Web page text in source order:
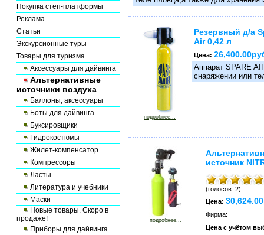
Покупка степ-платформы
Реклама
Статьи
Экскурсионные туры
Товары для туризма
Аксессуары для дайвинга
Альтернативные
источники воздуха
Баллоны, аксессуары
Боты для дайвинга
Буксировщики
Гидрокостюмы
Жилет-компенсатор
Компрессоры
Ласты
Литература и учебники
Маски
Новые товары. Скоро в
продаже!
Приборы для дайвинга
подробнее...
Резервный д/а
Air 0,42 л
Цена:
Аппарат SPARE
снаряжении или
подробнее...
источник
(голосов: 2)
Цена:
Фирма:
Цена с учётом